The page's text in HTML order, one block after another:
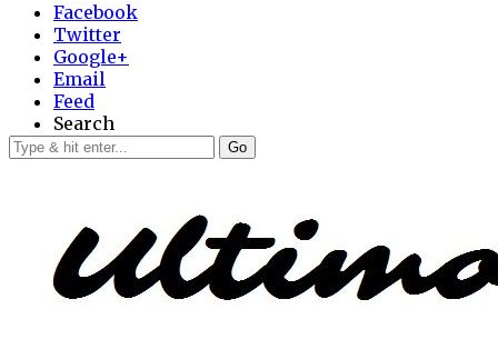
Facebook
Twitter
Google+
Email
Feed
Search
Go